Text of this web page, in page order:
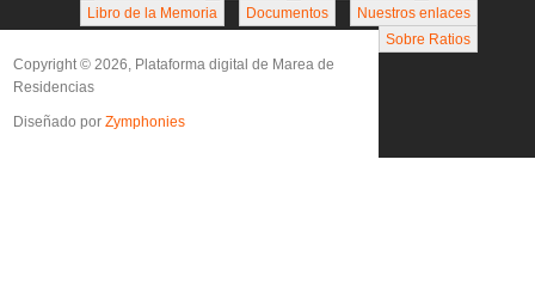
Nuestros enlaces
Documentos
Libro de la Memoria
Sobre Ratios
Copyright © 2026, Plataforma digital de Marea de
Residencias
Diseñado porZymphonies